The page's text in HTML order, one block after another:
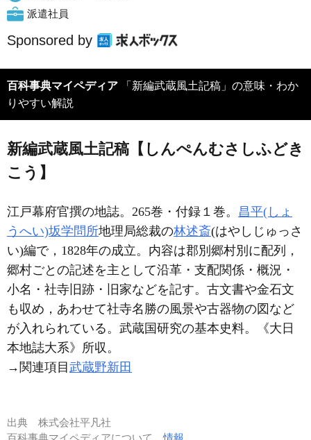
派遣社員
Sponsored by
百科事典マイペディア 「新編武蔵風土記稿」の意味・わか
りやすい解説
新編武蔵風土記稿【しんぺんむさしふどき
こう】
江戸幕府官撰の地誌。265巻・付録１巻。 昌平(しょ
うへい)坂学問所地理局総裁の林述斎(はやしじゅっさ
い)編で，1828年の成立。内容は郡別郷村別に配列，
郷村ごとの記述を主として沿革・支配関係・概況・
小名・社寺旧跡・旧家などを記す。古文書や金石文
も収め，あわせて社寺名勝の風景や古器物の図など
が入れられている。武蔵国研究の基本史料。《大日
本地誌大系》所収。
→関連項目 武蔵野新田
出典 株式会社平凡社
百科事典マイペディアについて情報